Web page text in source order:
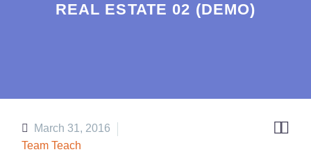
REAL ESTATE 02 (DEMO)

March 31, 2016
Team Teach